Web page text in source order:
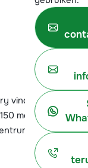
vind je Chalet La
meter naar de
uitkomt (ca.